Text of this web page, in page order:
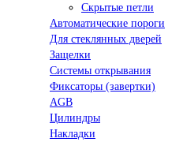
Скрытые петли
Автоматические пороги
Для стеклянных дверей
Защелки
Системы открывания
Фиксаторы (завертки)
AGB
Цилиндры
Накладки